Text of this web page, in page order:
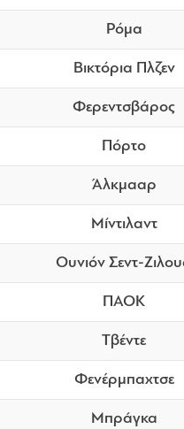
Ρόμα
Βικτόρια Πλζεν
Φερεντσβάρος
Πόρτο
Άλκμααρ
Μίντιλαντ
Ουνιόν Σεντ-
ΠΑΟΚ
Τβέντε
Φενέρμπαχτσε
Μπράγκα